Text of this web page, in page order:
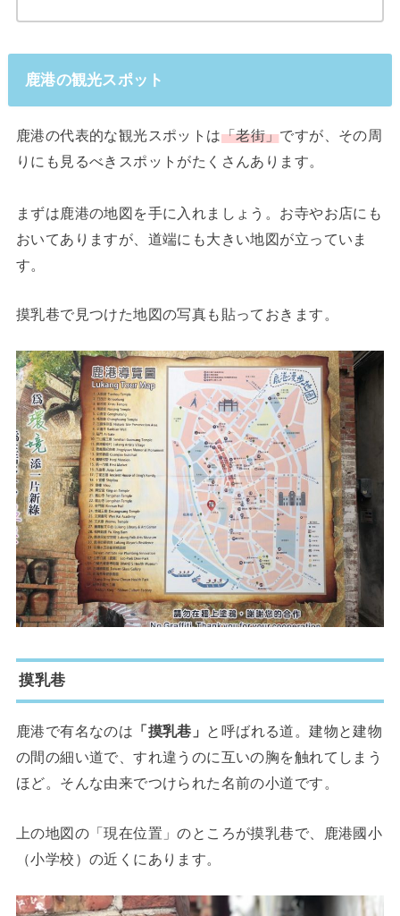
鹿港の観光スポット
鹿港の代表的な観光スポットは「老街」ですが、その周
りにも見るべきスポットがたくさんあります。
まずは鹿港の地図を手に入れましょう。お寺やお店にも
おいてありますが、道端にも大きい地図が立っていま
す。
摸乳巷で見つけた地図の写真も貼っておきます。
摸乳巷
鹿港で有名なのは 「摸乳巷」 と呼ばれる道。建物と建物
の間の細い道で、すれ違うのに互いの胸を触れてしまう
ほど。そんな由来でつけられた名前の小道です。
上の地図の「現在位置」のところが摸乳巷で、鹿港國小
（小学校）の近くにあります。